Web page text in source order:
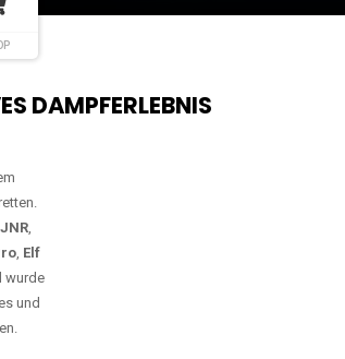
DAMPFERLEBNIS
JNR,
, Elf
wurde
und